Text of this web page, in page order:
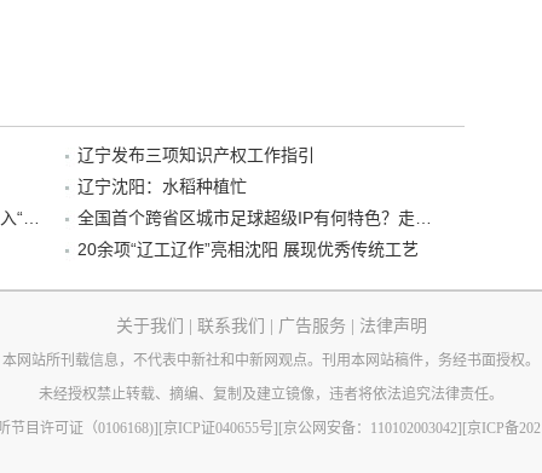
辽宁发布三项知识产权工作指引
辽宁沈阳：水稻种植忙
20余项“辽工辽作”亮相沈阳 展现优秀传统工艺
关于我们 联系我们 广告服务 法律声明
本网站所刊载信息，不代表中新社和中新网观点。刊用本网站稿件，务经书面授权。
未经授权禁止转载、摘编、复制及建立镜像，违者将依法追究法律责任。
节目许可证（0106168)][京ICP证040655号][京公网安备：110102003042][京ICP备